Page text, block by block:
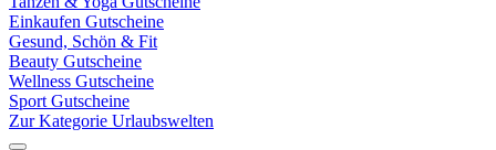
Einkaufen Gutscheine
Gesund, Schön & Fit
Beauty Gutscheine
Wellness Gutscheine
Sport Gutscheine
Zur Kategorie Urlaubswelten